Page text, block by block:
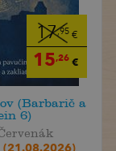
17,95 €
15,26 €
(Barbarič a
6)
(21.08.2026)